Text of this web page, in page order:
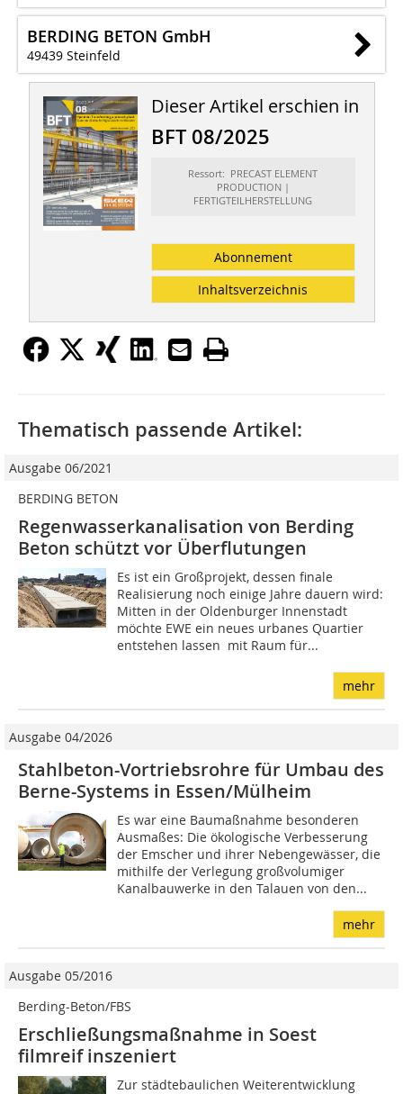
BERDING BETON GmbH
49439 Steinfeld
Dieser Artikel erschien in
BFT 08/2025
Ressort: PRECAST ELEMENT
PRODUCTION |
FERTIGTEILHERSTELLUNG
Abonnement
Inhaltsverzeichnis
Thematisch passende Artikel:
Ausgabe 06/2021
BERDING BETON
Regenwasserkanalisation von Berding
Beton schützt vor Überflutungen
Es ist ein Großprojekt, dessen finale
Realisierung noch einige Jahre dauern wird:
Mitten in der Oldenburger Innenstadt
möchte EWE ein neues urbanes Quartier
entstehen lassen  mit Raum für...
mehr
Ausgabe 04/2026
Stahlbeton-Vortriebsrohre für Umbau des
Berne-Systems in Essen/Mülheim
Es war eine Baumaßnahme besonderen
Ausmaßes: Die ökologische Verbesserung
der Emscher und ihrer Nebengewässer, die
mithilfe der Verlegung großvolumiger
Kanalbauwerke in den Talauen von den...
mehr
Ausgabe 05/2016
Berding-Beton/FBS
Erschließungsmaßnahme in Soest
filmreif inszeniert
Zur städtebaulichen Weiterentwicklung